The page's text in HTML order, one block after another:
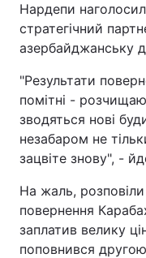
Нардепи
стратегічний
азербайджанську
"Результати
помітні -
зводяться нові
незабаром не
зацвіте знову", -
На жаль, розповіли
повернення
заплатив велику
поповнився